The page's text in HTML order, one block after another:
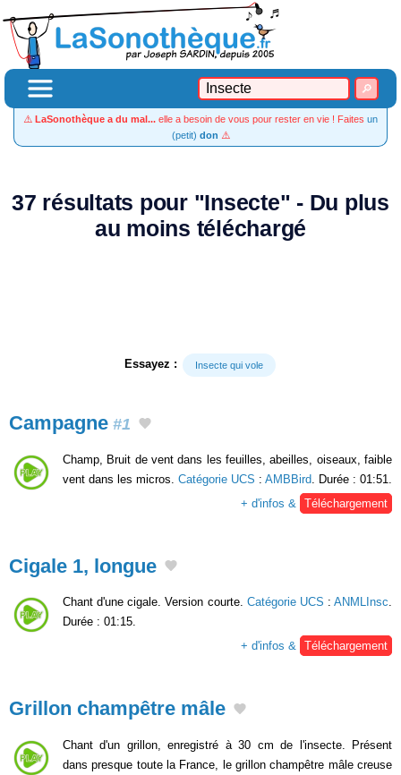
⚠️ LaSonothèque a du mal... elle a besoin de vous pour rester en vie ! Faites un
(petit) don ⚠️
37 résultats pour "Insecte" - Du plus
au moins téléchargé
Essayez : Insecte qui vole
Campagne #1
Champ, Bruit de vent dans les feuilles, abeilles, oiseaux, faible
vent dans les micros. Catégorie UCS : AMBBird . Durée : 01:51.
+ d'infos &
Téléchargement
Cigale 1, longue
Chant d'une cigale. Version courte. Catégorie UCS : ANMLInsc.
Durée : 01:15.
+ d'infos & Téléchargement
Grillon champêtre mâle
Chant d'un grillon, enregistré à 30 cm de l'insecte. Présent
dans presque toute la France, le grillon champêtre mâle creuse